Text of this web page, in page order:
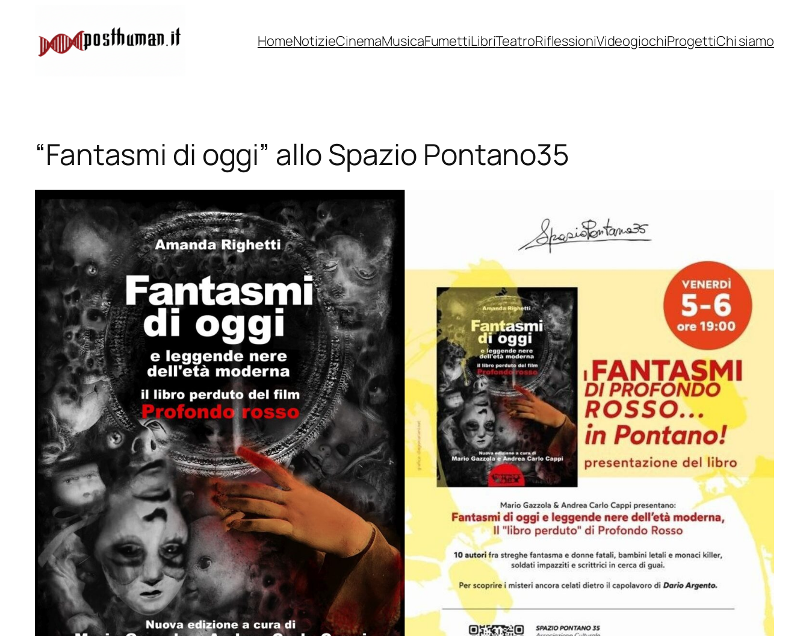
contenuto
HomeNotizieCinemaMusicaFumettiLibriTeatroRiflessioniVideogiochiProgettiChi siamo
“Fantasmi di oggi” allo Spazio Pontano35